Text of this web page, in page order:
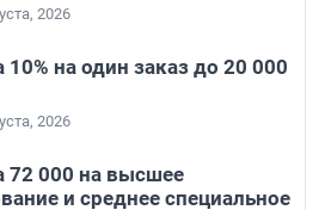
2026
10% на один заказ до 20 000
2026
72 000 на высшее
и среднее специальное